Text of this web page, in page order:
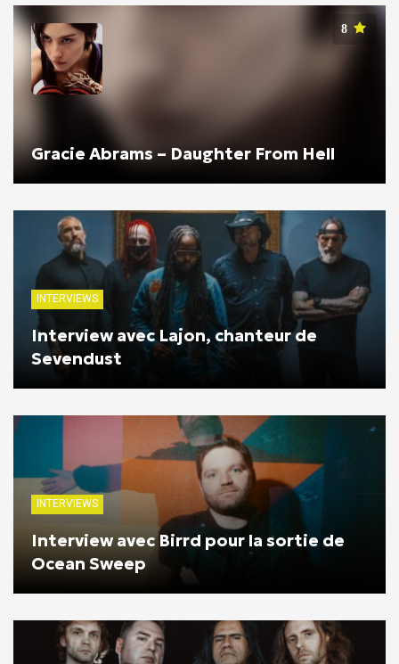
8
Gracie Abrams – Daughter From Hell
INTERVIEWS
Interview avec Lajon, chanteur de
Sevendust
INTERVIEWS
Interview avec Birrd pour la sortie de
Ocean Sweep